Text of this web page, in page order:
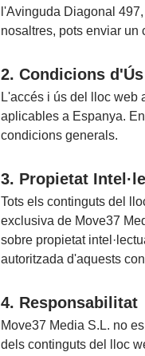
l'Avinguda Diagonal
nosaltres, pots enviar un
2. Condicions d'Ús
L'accés i ús del lloc web
aplicables a Espanya.
condicions generals.
3. Propietat
Tots els continguts del
exclusiva de Move37
sobre propietat
autoritzada d'aquests
4. Responsabilitat
Move37 Media S.L. no
dels continguts del lloc